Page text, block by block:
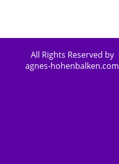
All Rights Reserved by
agnes-hohenbalken.com